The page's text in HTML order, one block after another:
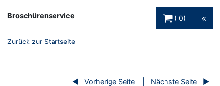
Broschürenservice
0
Zurück zur Startseite
Vorherige Seite Nächste Seite